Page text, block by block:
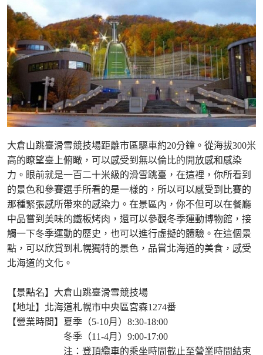
大倉山跳臺滑雪競技場距離市區驅車約20分鐘。從海拔300米
高的瞭望臺上俯瞰，可以感受到無以倫比的開放感和感染
力。眼前就是一百二十米級的滑雪跳臺，在這裡，你所看到
的景色和參賽選手所看的是一樣的，所以可以感受到比賽的
那種緊張感所帶來的感染力。在景區內，你不但可以在餐廳
中品嘗到美味的鐵板烤肉，還可以參觀冬季運動博物館，接
觸一下冬季運動的歷史，也可以進行虛擬的體驗。在這個景
點，可以欣賞到札幌獨特的景色，品嘗北海道的美食，感受
北海道的文化。
【景點名】大倉山跳臺滑雪競技場
【地址】北海道札幌市中央區宮森1274番
【營業時間】夏季（5-10月）8:30-18:00
冬季（11-4月）9:00-17:00
注：登頂纜車的乘坐時間截止至營業時間結束